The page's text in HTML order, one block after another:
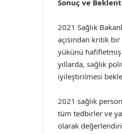
Sonuç ve
2021 Sağlık
açısından kritik bir
yükünü hafifletmiş
yıllarda, sağlık
iyileştirilmesi
2021 sağlık
tüm tedbirler ve
olarak